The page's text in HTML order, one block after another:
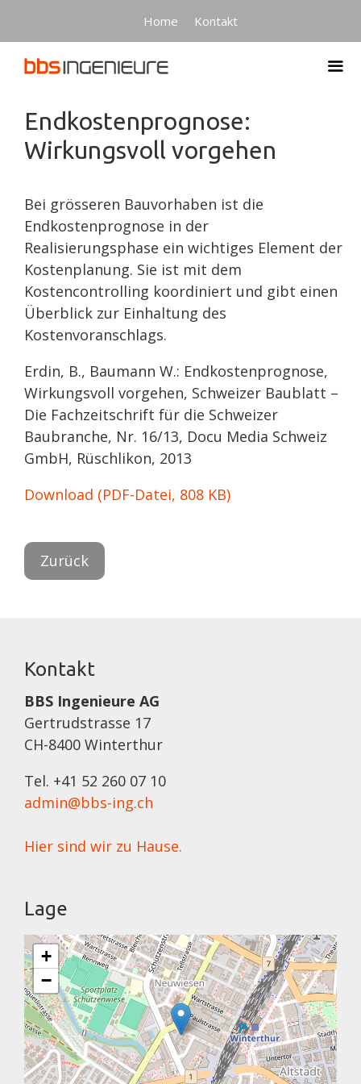
Inhalt
Home Kontakt
Endkostenprognose:
Wirkungsvoll vorgehen
Bei grösseren Bauvorhaben ist die
Endkostenprognose in der
Realisierungsphase ein wichtiges Element der
Kostenplanung. Sie ist mit dem
Kostencontrolling koordiniert und gibt einen
Überblick zur Einhaltung des
Kostenvoranschlags.
Erdin, B., Baumann W.: Endkostenprognose,
Wirkungsvoll vorgehen, Schweizer Baublatt –
Die Fachzeitschrift für die Schweizer
Baubranche, Nr. 16/13, Docu Media Schweiz
GmbH, Rüschlikon, 2013
Download (PDF-Datei, 808 KB)
Zurück
Kontakt
BBS Ingenieure AG
Gertrudstrasse 17
CH-8400 Winterthur
Tel. +41 52 260 07 10
admin@bbs-ing.ch
Hier sind wir zu Hause.
Lage
+
−